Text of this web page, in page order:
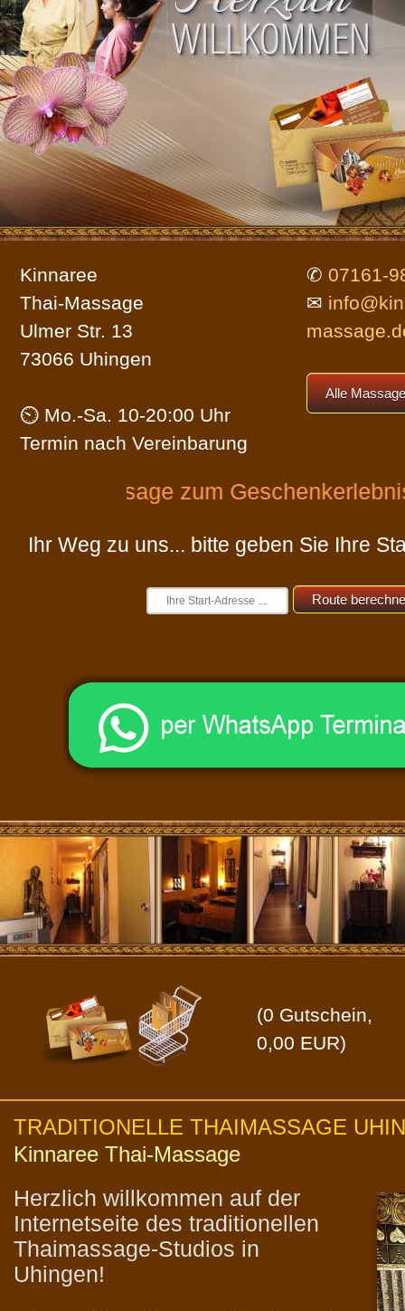
Parkmöglichkeiten
Bildergalerie
Allgemein
Impressum
Datenschutz (DSGVO)
Webseitenübersicht
Versand
Kinnaree
Thai-Massage
Ulmer Str. 13
73066 Uhingen
⏲ Mo.-Sa. 10-20:00 Uhr
Termin nach Vereinbarung
✆ 07161-
✉
Alle
zum Geschenkerlebnis! +++Alle
Ihr Weg zu uns... bitte geben Sie Ihre
(0 Gutschein,
0,00 EUR)
TRADITIONELLE THAIMASSAGE
Kinnaree Thai-Massage
Herzlich willkommen auf der
Internetseite des traditionellen
Thaimassage-Studios in
Uhingen!